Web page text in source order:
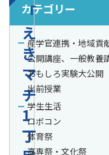
「
え
き
マ
チ
1
丁
カテゴリー
産学官連携・地域貢
公開講座、一般教養
おもしろ実験大公開
出前授業
学生生活
ロボコン
体育祭
高専祭・文化祭